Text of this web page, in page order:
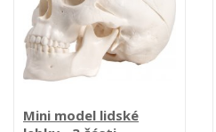
Mini model lidské